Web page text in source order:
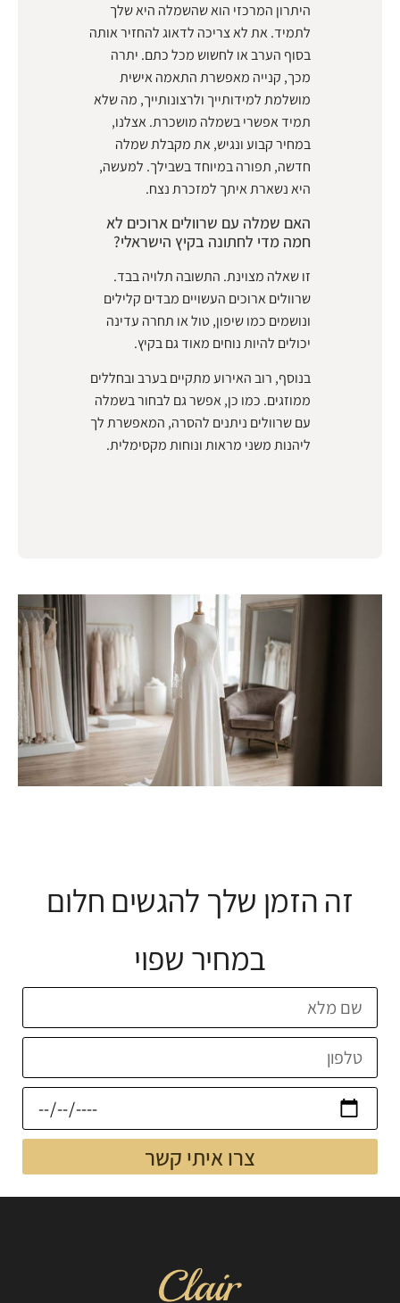
היתרון המרכזי הוא שהשמלה היא שלך
לתמיד. את לא צריכה לדאוג להחזיר אותה
בסוף הערב או לחשוש מכל כתם. יתרה
מכך, קנייה מאפשרת התאמה אישית
מושלמת למידותייך ולרצונותייך, מה שלא
תמיד אפשרי בשמלה מושכרת. אצלנו,
במחיר קבוע ונגיש, את מקבלת שמלה
חדשה, תפורה במיוחד בשבילך. למעשה,
היא נשארת איתך למזכרת נצח.
האם שמלה עם שרוולים ארוכים לא
חמה מדי לחתונה בקיץ הישראלי?
זו שאלה מצוינת. התשובה תלויה בבד.
שרוולים ארוכים העשויים מבדים קלילים
ונושמים כמו שיפון, טול או תחרה עדינה
יכולים להיות נוחים מאוד גם בקיץ.
בנוסף, רוב האירוע מתקיים בערב ובחללים
ממוזגים. כמו כן, אפשר גם לבחור בשמלה
עם שרוולים ניתנים להסרה, המאפשרת לך
ליהנות משני מראות ונוחות מקסימלית.
זה הזמן שלך להגשים חלום
במחיר שפוי
צרו איתי קשר